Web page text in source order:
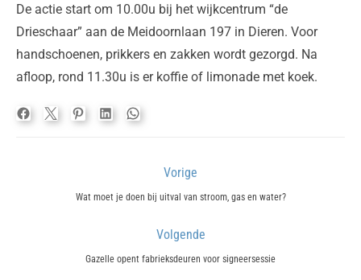
De actie start om 10.00u bij het wijkcentrum “de
Drieschaar” aan de Meidoornlaan 197 in Dieren. Voor
handschoenen, prikkers en zakken wordt gezorgd. Na
afloop, rond 11.30u is er koffie of limonade met koek.
navigatie
Vorige
Previous
Wat moet je doen bij uitval van stroom, gas en water?
Volgende
Next
Gazelle opent fabrieksdeuren voor signeersessie